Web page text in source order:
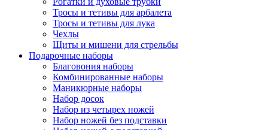
Тросы и тетивы для арбалета
Тросы и тетивы для лука
Чехлы
Щиты и мишени для стрельбы
Подарочные наборы
Благовония наборы
Комбинированные наборы
Маникюрные наборы
Набор досок
Набор из четырех ножей
Набор ножей без подставки